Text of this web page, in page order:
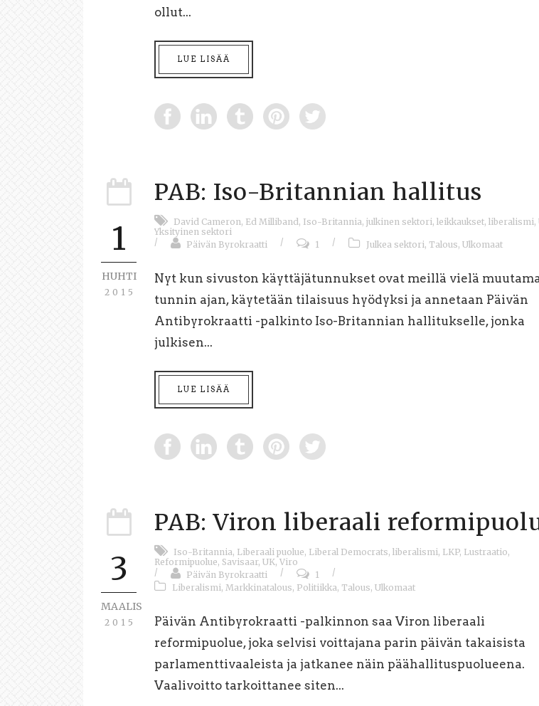
ollut...
LUE LISÄÄ
1
HUHTI
2015
PAB: Iso-Britannian hallitus
David Cameron, Ed Milliband , Iso-Britannia, julkinen sektori, leikkaukset, liberalismi,
Yksityinen sektori
/
Päivän Byrokraatti / 1 / Julkea sektori, Talous, Ulkomaat
Nyt kun sivuston käyttäjätunnukset ovat meillä vielä
tunnin ajan, käytetään tilaisuus hyödyksi ja annetaan Päivän
Antibyrokraatti -palkinto Iso-Britannian hallitukselle, jonka
julkisen...
LUE LISÄÄ
3
MAALIS
2015
PAB: Viron liberaali
Iso-Britannia, Liberaali puolue, Liberal Democrats, liberalismi, LKP, Lustraatio,
Reformipuolue, Savisaar, UK, Viro
/
Päivän Byrokraatti / 1
/
Liberalismi, Markkinatalous, Politiikka, Talous, Ulkomaat
Päivän Antibyrokraatti -palkinnon saa Viron liberaali
reformipuolue, joka selvisi voittajana parin päivän takaisista
parlamenttivaaleista ja jatkanee näin päähallituspuolueena.
Vaalivoitto tarkoittanee siten...